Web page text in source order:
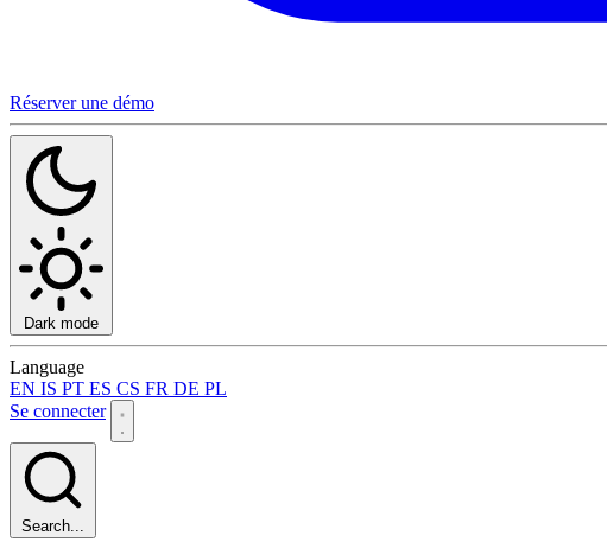
Réserver une démo
Dark mode
Language
EN IS PT ES CS FR DE PL
Se connecter
Search...